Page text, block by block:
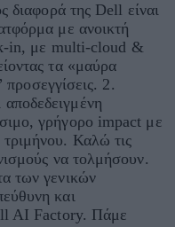
διαφορά της Dell είναι
με ανοικτή
in, με multi-cloud &
τα «μαύρα
2.
γρήγορο impact με
Καλώ τις
να τολμήσουν.
των γενικών
και
AI Factory. Πάμε